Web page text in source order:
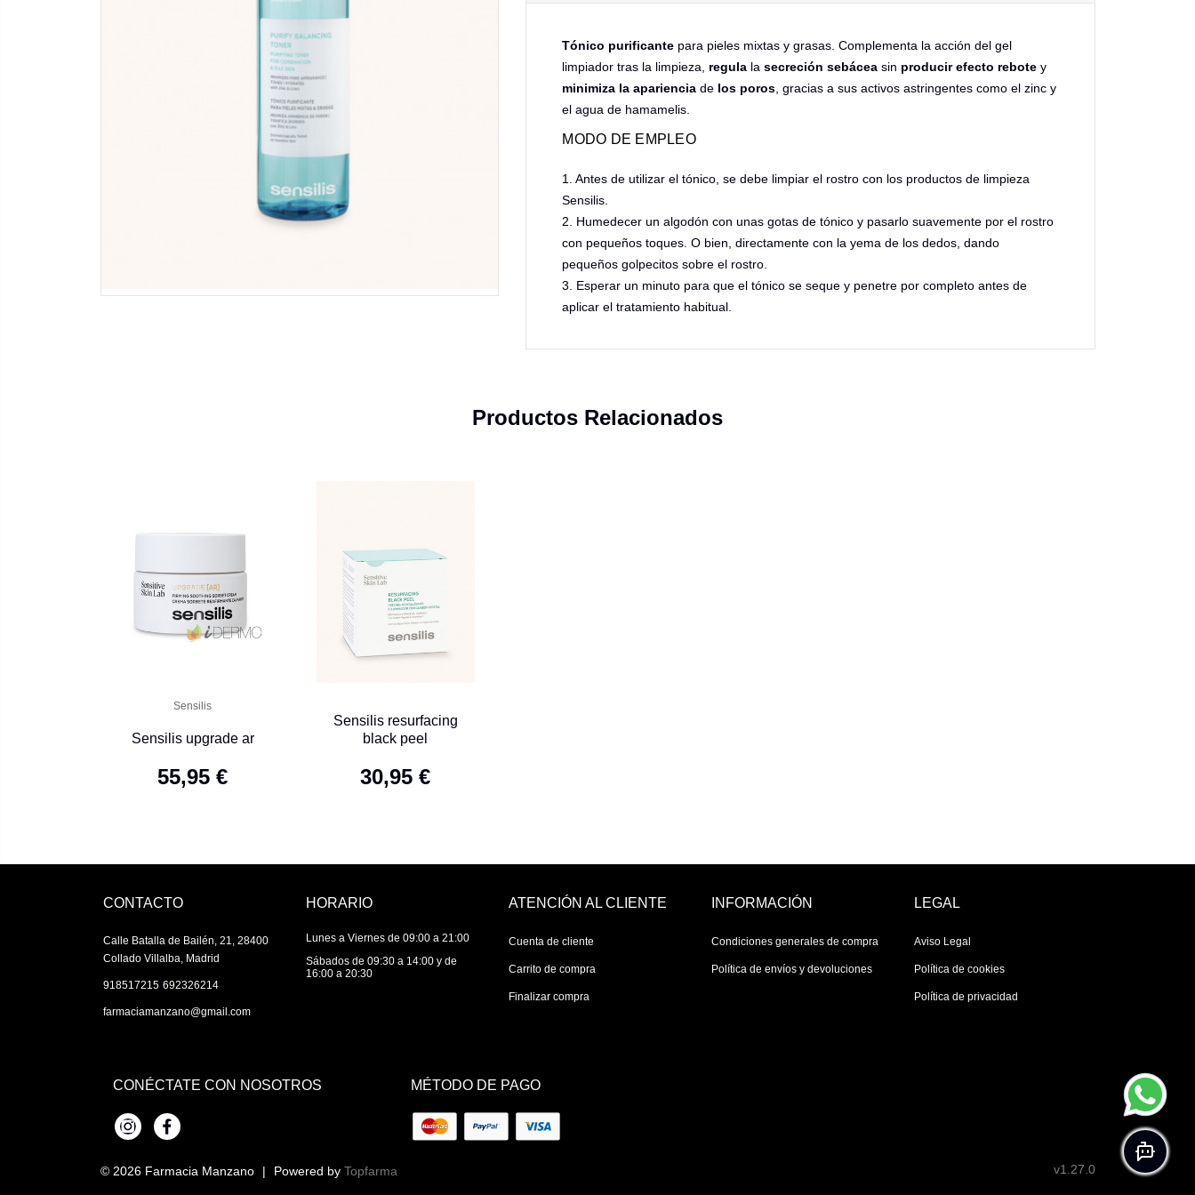
Tónico purificante para pieles mixtas y grasas. Complementa la acción del gel
limpiador tras la limpieza, regula lasecreción sebácea sin producir efecto rebote y
minimiza la apariencia de los poros , gracias a sus activos astringentes como el zinc y
el agua de hamamelis.
MODO DE EMPLEO
1. Antes de utilizar el tónico, se debe limpiar el rostro con los productos de limpieza
Sensilis.
2. Humedecer un algodón con unas gotas de tónico y pasarlo suavemente por el rostro
con pequeños toques. O bien, directamente con la yema de los dedos, dando
pequeños golpecitos sobre el rostro.
3. Esperar un minuto para que el tónico se seque y penetre por completo antes de
aplicar el tratamiento habitual.
Productos Relacionados
Sensilis
Sensilis upgrade ar
55,95 €
Sensilis resurfacing
black peel
30,95 €
CONTACTO
Calle Batalla de Bailén, 21, 28400
Collado Villalba, Madrid
918517215 692326214
farmaciamanzano@gmail.com
HORARIO
Lunes a Viernes de 09:00 a 21:00
Sábados de 09:30 a 14:00 y de
16:00 a 20:30
ATENCIÓN AL CLIENTE
Cuenta de cliente
Carrito de compra
Finalizar compra
INFORMACIÓN
Condiciones generales de compra
Política de envíos y devoluciones
LEGAL
Aviso Legal
Política de cookies
Política de privacidad
CONÉCTATE CON NOSOTROS
InstagramFacebook
MÉTODO DE PAGO
© 2026 Farmacia Manzano | Powered by Topfarma v1.27.0